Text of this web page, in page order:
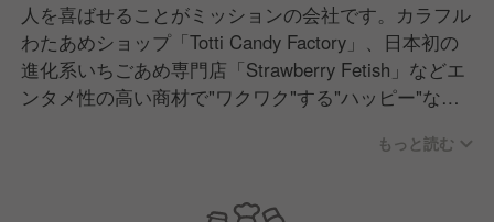
人を喜ばせることがミッションの会社です。カラフル
わたあめショップ「Totti Candy Factory」、日本初の
進化系いちごあめ専門店「Strawberry Fetish」などエ
ンタメ性の​高い商材で"ワクワク"する"ハッピー"な体
観光地を中心に全国25店舗で展開中。今後も新規出
事業拡大を見据えてコアメンバーを募集しています。
もっと読む